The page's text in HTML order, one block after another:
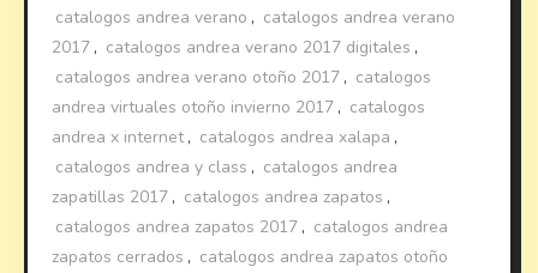
catalogos andrea verano , catalogos andrea verano
2017 , catalogos andrea verano 2017 digitales ,
catalogos andrea verano otoño 2017 , catalogos
andrea virtuales otoño invierno 2017 , catalogos
andrea x internet, catalogos andrea xalapa ,
catalogos andrea y class , catalogos andrea
zapatillas 2017 , catalogos andrea zapatos ,
catalogos andrea zapatos 2017 , catalogos andrea
zapatos cerrados , catalogos andrea zapatos otoño